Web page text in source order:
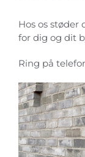
Hos os
for dig og dit
Ring på